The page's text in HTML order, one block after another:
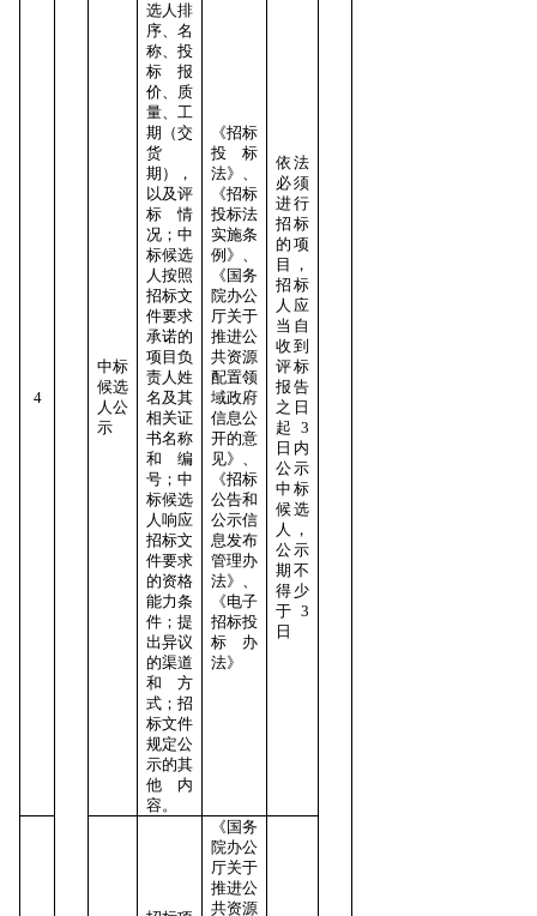
4
中标
候选
人公
示
选人排
序、名
称、投
标报
价、质
量、工
期（交
货
期），
以及评
标情
况；中
标候选
人按照
招标文
件要求
承诺的
项目负
责人姓
名及其
相关证
书名称
和编
号；中
标候选
人响应
招标文
件要求
的资格
能力条
件；提
出异议
的渠道
和方
式；招
标文件
规定公
示的其
他内
容。
《招标
投标
法》、
《招标
投标法
实施条
例》、
《国务
院办公
厅关于
推进公
共资源
配置领
域政府
信息公
开的意
见》、
《招标
公告和
公示信
息发布
管理办
法》、
《电子
招标投
标办
法》
依法
必须
进行
招标
的项
目，
招标
人应
当自
收到
评标
报告
之日
起3
日内
公示
中标
候选
人，
公示
期不
得少
于3
日
《国务
院办公
厅关于
推进公
共资源